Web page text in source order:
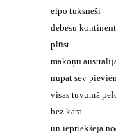
elpo tuksneši
debesu
plūst
mākoņu
nupat sev
visas tuvumā
bez kara
un iepriekšēja